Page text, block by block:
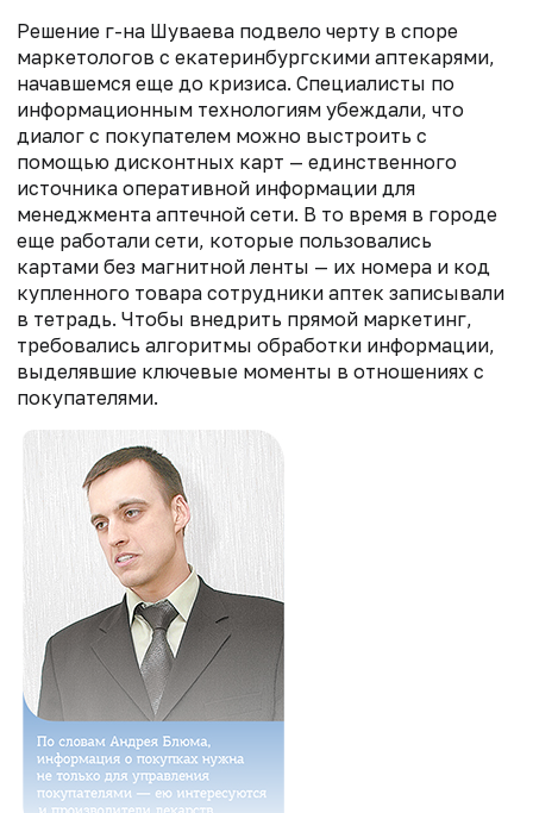
Решение г-на Шуваева подвело черту в споре
маркетологов с екатеринбургскими аптекарями,
начавшемся еще до кризиса. Специалисты по
информационным технологиям убеждали, что
диалог с покупателем можно выстроить с
помощью дисконтных карт — единственного
источника оперативной информации для
менеджмента аптечной сети. В то время в городе
еще работали сети, которые пользовались
картами без магнитной ленты — их номера и код
купленного товара сотрудники аптек записывали
в тетрадь. Чтобы внедрить прямой маркетинг,
требовались алгоритмы обработки информации,
выделявшие ключевые моменты в отношениях с
покупателями.